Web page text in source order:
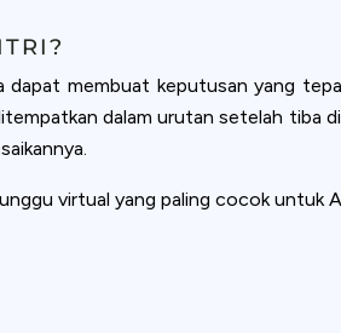
dapat membuat keputusan yang
dalam urutan setelah tiba
virtual yang paling cocok untuk
Accept